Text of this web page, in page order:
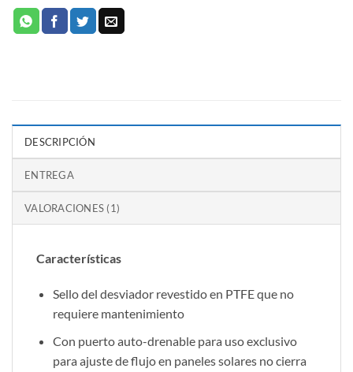
DESCRIPCIÓN
ENTREGA
VALORACIONES (1)
Características
Sello del desviador revestido en PTFE que no
requiere mantenimiento
Con puerto auto-drenable para uso exclusivo
para ajuste de flujo en paneles solares no cierra